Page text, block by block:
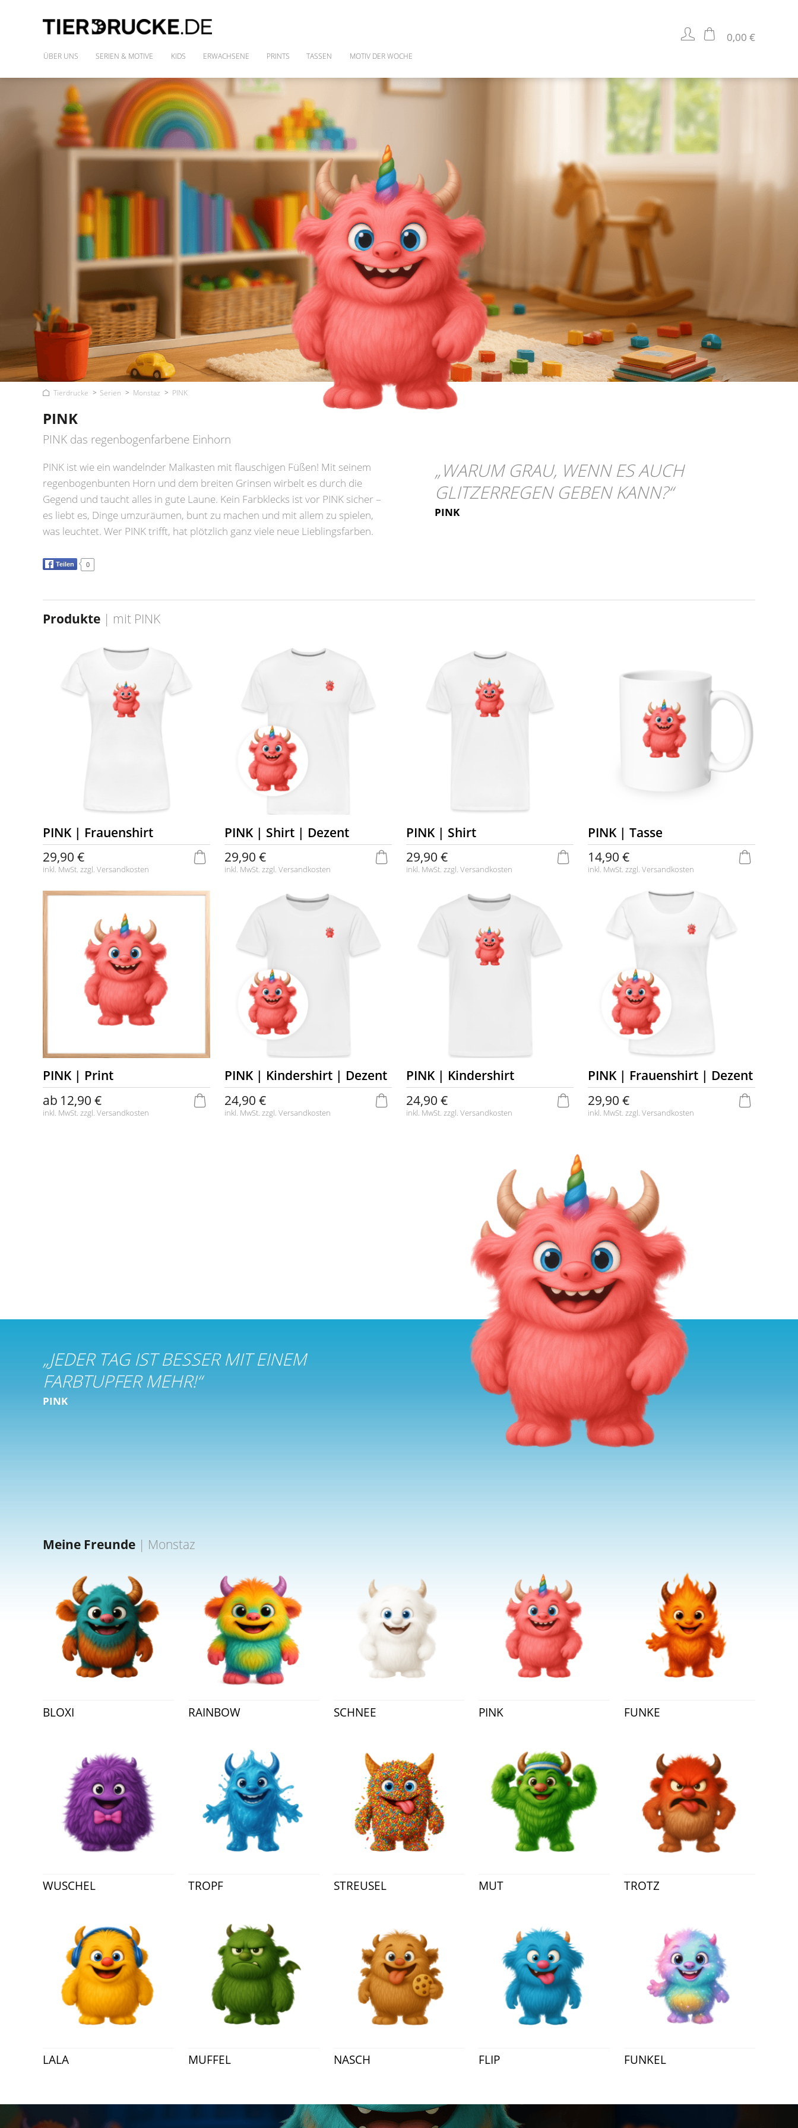
ÜBER UNS SERIEN & MOTIVE
IM WILDEN WALD
DIE FREUNDE DES PHARAO
MONSTAZ
POLLY & DIE GONS
ALLE MOTIVE
KIDS ERWACHSENE
SHIRTS
FRAUENSHIRTS
PRINTS TASSEN MOTIV DER WOCHE
0,00 €
Tierdrucke Serien Monstaz PINK
PINK
PINK das regenbogenfarbene Einhorn
PINK ist wie ein wandelnder Malkasten mit flauschigen Füßen! Mit seinem
regenbogenbunten Horn und dem breiten Grinsen wirbelt es durch die
Gegend und taucht alles in gute Laune. Kein Farbklecks ist vor PINK sicher –
es liebt es, Dinge umzuräumen, bunt zu machen und mit allem zu spielen,
was leuchtet. Wer PINK trifft, hat plötzlich ganz viele neue Lieblingsfarben.
Teilen 0
„WARUM GRAU, WENN ES AUCH
GLITZERREGEN GEBEN KANN?“
PINK
Produkte | mit PINK
PINK | Frauenshirt
29,90 €
inkl. MwSt. zzgl. Versandkosten
PINK | Shirt | Dezent
29,90 €
inkl. MwSt. zzgl. Versandkosten
PINK | Shirt
29,90 €
inkl. MwSt. zzgl. Versandkosten
PINK | Tasse
14,90 €
inkl. MwSt. zzgl. Versandkosten
PINK | Print
ab 12,90 €
inkl. MwSt. zzgl. Versandkosten
PINK | Kindershirt | Dezent
24,90 €
inkl. MwSt. zzgl. Versandkosten
PINK | Kindershirt
24,90 €
inkl. MwSt. zzgl. Versandkosten
PINK | Frauenshirt | Dezent
29,90 €
inkl. MwSt. zzgl. Versandkosten
„JEDER TAG IST BESSER MIT EINEM
FARBTUPFER MEHR!“
PINK
Meine Freunde | Monstaz
BLOXI RAINBOW SCHNEE PINK FUNKE
WUSCHEL TROPF STREUSEL MUT TROTZ
LALA MUFFEL NASCH FLIP FUNKEL